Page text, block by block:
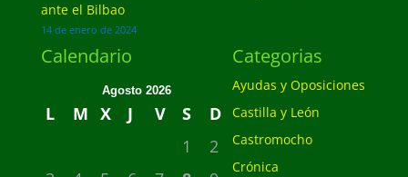
ante el Bilbao
14 de enero de 2024
Calendario
Agosto 2026
L M X J V S
D
1
2
Categorias
Ayudas y Oposiciones
Castilla y León
Castromocho
Crónica